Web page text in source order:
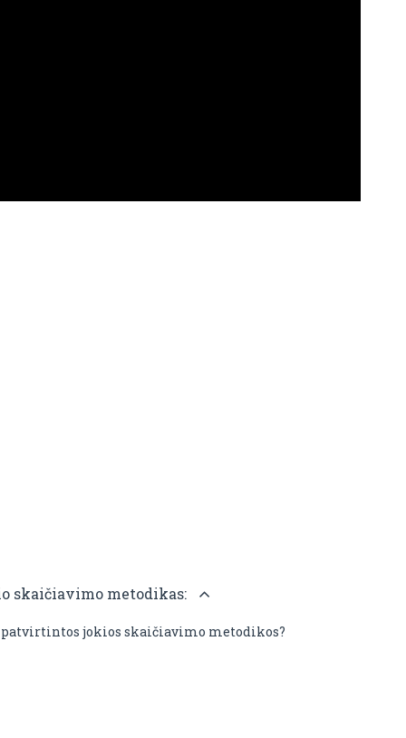
skaičiavimo metodikas:
patvirtintos jokios skaičiavimo metodikos?